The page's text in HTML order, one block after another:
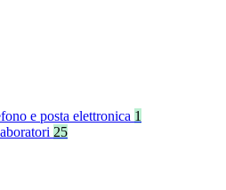
e posta elettronica 1
25